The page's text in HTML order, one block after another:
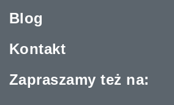
Blog
Kontakt
Zapraszamy też na: